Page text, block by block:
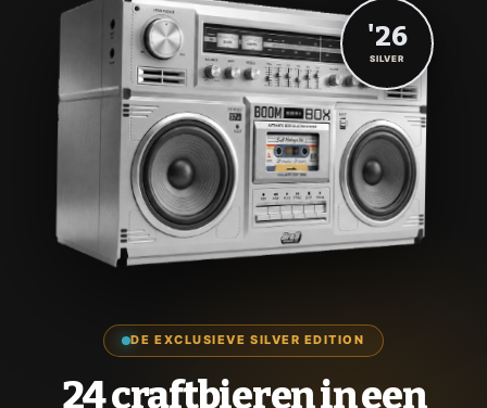
DE EXCLUSIEVE SILVER EDITION
24 craftbieren in een
'26
SILVER